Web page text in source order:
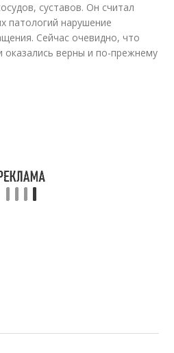
суставов. Он считал
патологий нарушение
Сейчас очевидно, что
оказались верны и по-прежнему